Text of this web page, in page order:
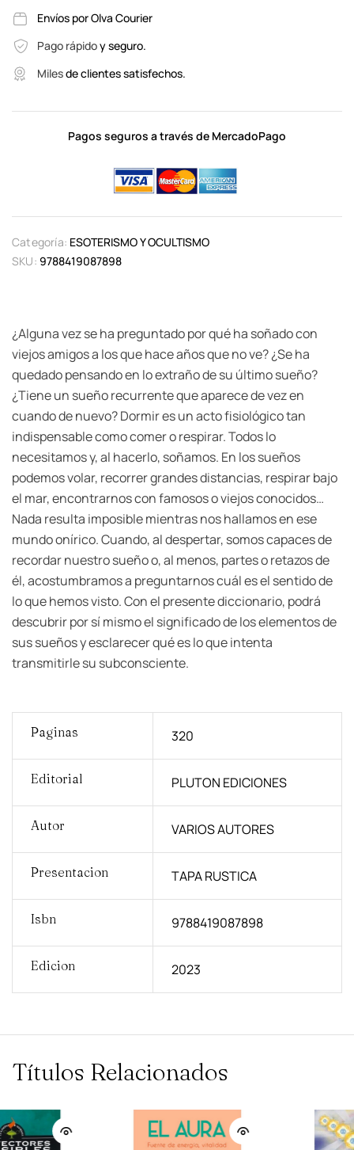
Envíos por Olva Courier
Pago rápidoy seguro.
Milesde clientes satisfechos.
Pagos seguros a través de MercadoPago
Categoría: ESOTERISMO Y OCULTISMO
SKU: 9788419087898
¿Alguna vez se ha preguntado por qué ha soñado con
viejos amigos a los que hace años que no ve? ¿Se ha
quedado pensando en lo extraño de su último sueño?
¿Tiene un sueño recurrente que aparece de vez en
cuando de nuevo? Dormir es un acto fisiológico tan
indispensable como comer o respirar. Todos lo
necesitamos y, al hacerlo, soñamos. En los sueños
podemos volar, recorrer grandes distancias, respirar bajo
el mar, encontrarnos con famosos o viejos conocidos…
Nada resulta imposible mientras nos hallamos en ese
mundo onírico. Cuando, al despertar, somos capaces de
recordar nuestro sueño o, al menos, partes o retazos de
él, acostumbramos a preguntarnos cuál es el sentido de
lo que hemos visto. Con el presente diccionario, podrá
descubrir por sí mismo el significado de los elementos de
sus sueños y esclarecer qué es lo que intenta
transmitirle su subconsciente.
Paginas 320
Editorial PLUTON EDICIONES
Autor VARIOS AUTORES
Presentacion TAPA RUSTICA
Isbn 9788419087898
Edicion 2023
Títulos Relacionados